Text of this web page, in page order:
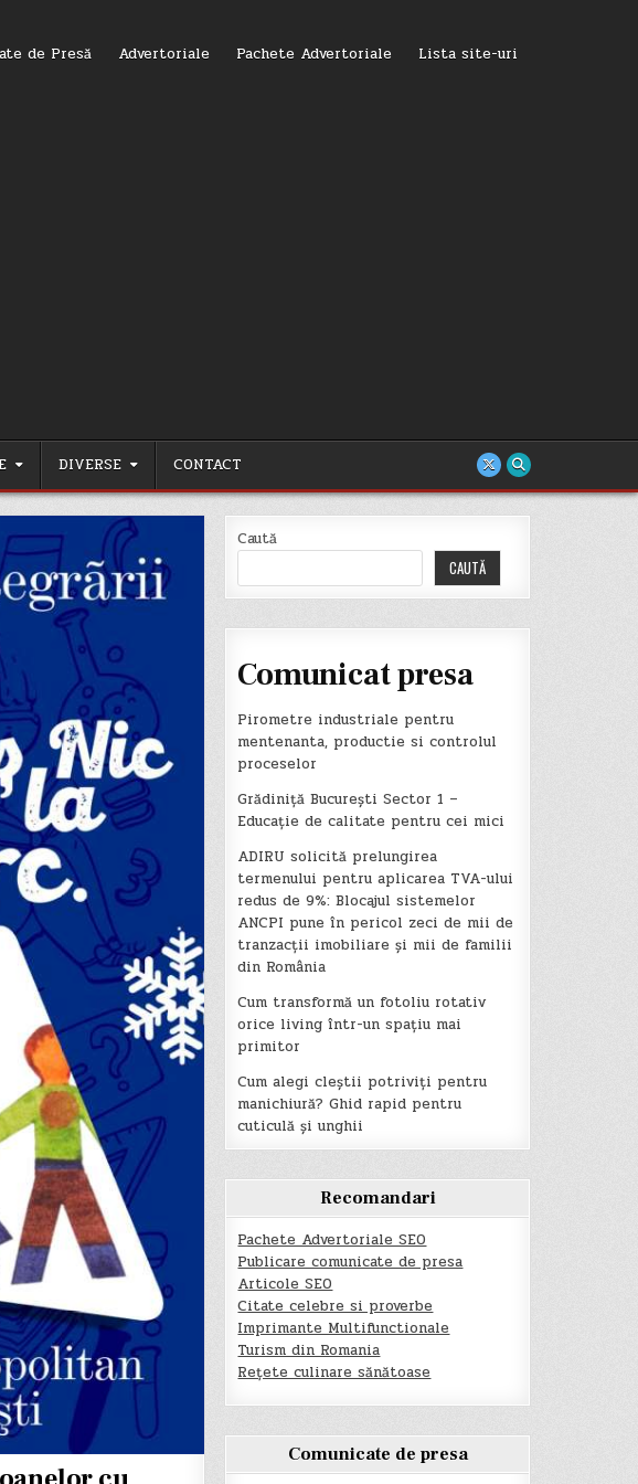
de Presă Advertoriale Pachete Advertoriale Lista site-uri
DIVERSE CONTACT
Caută
CAUTĂ
Comunicat presa
Pirometre industriale pentru
mentenanta, productie si controlul
proceselor
Grădiniță București Sector 1 –
Educație de calitate pentru cei mici
ADIRU solicită prelungirea
termenului pentru aplicarea TVA-ului
redus de 9%: Blocajul sistemelor
ANCPI pune în pericol zeci de mii de
tranzacții imobiliare și mii de familii
din România
Cum transformă un fotoliu rotativ
orice living într-un spațiu mai
primitor
Cum alegi cleștii potriviți pentru
manichiură? Ghid rapid pentru
cuticulă și unghii
Recomandari
Pachete Advertoriale SEO
Publicare comunicate de presa
Articole SEO
Citate celebre si proverbe
Imprimante Multifunctionale
Turism din Romania
Rețete culinare sănătoase
Comunicate de presa